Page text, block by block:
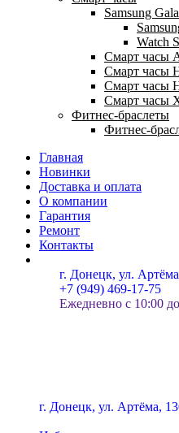
Samsung
Watch
Смарт часы
Смарт часы
Смарт часы
Смарт часы
Фитнес-браслеты
Фитнес-
Главная
Новинки
Доставка и оплата
О компании
Гарантия
Ремонт
Контакты
г. Донецк, ул.
+7 (949) 469-17-75
Ежедневно с 10:00
г. Донецк, ул. Артёма,